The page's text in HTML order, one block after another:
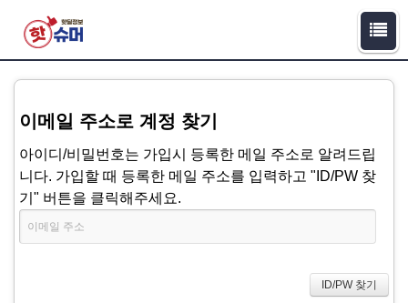
이메일 주소로 계정 찾기
아이디/비밀번호는 가입시 등록한 메일 주소로 알려드립
니다. 가입할 때 등록한 메일 주소를 입력하고 "ID/PW 찾
기" 버튼을 클릭해주세요.